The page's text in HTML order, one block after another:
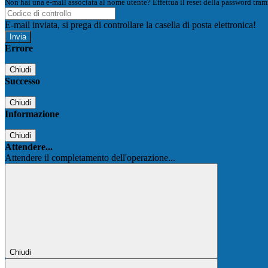
Non hai una e-mail associata al nome utente? Effettua il reset della password
E-mail inviata, si prega di controllare la casella di posta elettronica!
Errore
Chiudi
Successo
Chiudi
Informazione
Chiudi
Attendere...
Attendere il completamento dell'operazione...
Chiudi